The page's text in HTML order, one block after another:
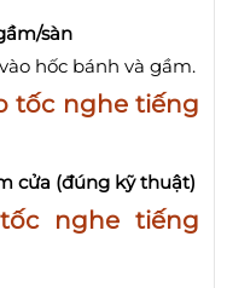
sàn
hốc bánh và gầm.
tốc nghe tiếng
cửa (đúng kỹ thuật)
nghe tiếng